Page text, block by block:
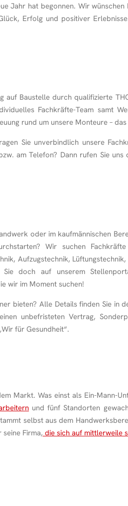
Jahr hat begonnen. Wir
Erfolg und positiver
auf Baustelle durch qualifizierte
Fachkräfte-Team samt
rund um unsere Monteure –
Sie unverbindlich unsere
am Telefon? Dann rufen Sie
oder im kaufmännischen
Wir suchen
Aufzugstechnik,
Sie doch auf unserem
wir im Moment suchen!
bieten? Alle Details finden Sie in
unbefristeten Vertrag,
für Gesundheit“.
Markt. Was einst als Ein-Mann-
und fünf Standorten
selbst aus dem
Firma, die sich auf mittlerweile